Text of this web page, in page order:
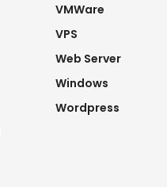
VMWare
VPS
Web Server
Windows
Wordpress